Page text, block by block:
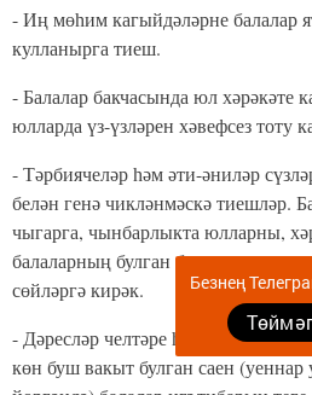
- Иң мөһим кагыйдәләрне балалар
кулланырга тиеш.
- Балалар бакчасында юл хәрәкәте
юлларда үз-үзләрен хәвефсез тоту
- Тәрбиячеләр һәм әти-әниләр
белән генә чикләнмәскә тиешләр.
чыгарга, чынбарлыкта юлларны,
балаларның булган белемнәрен
сөйләргә кирәк.
- Дәресләр челтәре һәм планы
көн буш вакыт булган саен (уеннар
Безнең